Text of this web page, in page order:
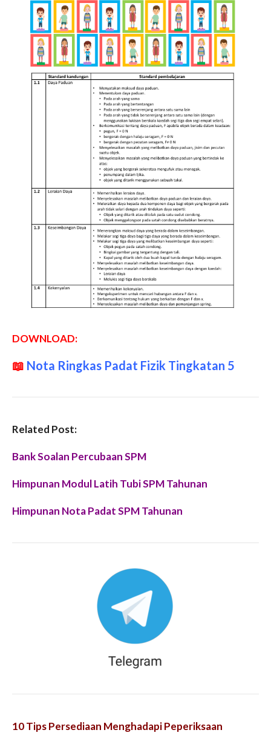
DOWNLOAD:
📖 Nota Ringkas Padat Fizik Tingkatan 5
Related Post:
Bank Soalan Percubaan SPM
Himpunan Modul Latih Tubi SPM Tahunan
Himpunan Nota Padat SPM Tahunan
10 Tips Persediaan Menghadapi Peperiksaan